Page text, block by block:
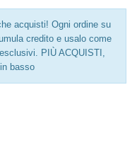
acquisti! Ogni ordine su
credito e usalo come
PIÙ ACQUISTI,
basso